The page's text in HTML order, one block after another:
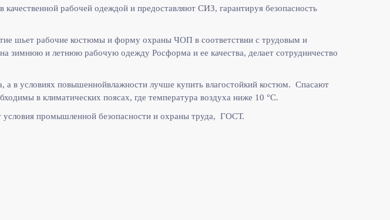
рабочей одеждой и предоставляют СИЗ, гарантируя безопасность
шьет рабочие костюмы и форму охраны ЧОП в соответствии с трудовым и
зимнюю и летнюю рабочую одежду Росформа и ее качества, делает сотрудничество
в условиях повышеннойвлажности лучше купить влагостойкий костюм. Спасают
в климатических поясах, где температура воздуха ниже 10 °C.
условия промышленной безопасности и охраны труда, ГОСТ.